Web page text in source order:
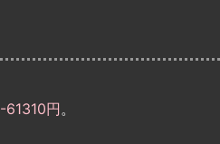
-61310円。